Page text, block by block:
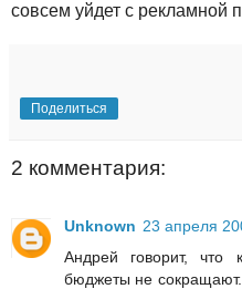
совсем уйдет с рекламной
Поделиться
2 комментария:
Unknown 23 апреля
Андрей говорит, что
бюджеты не